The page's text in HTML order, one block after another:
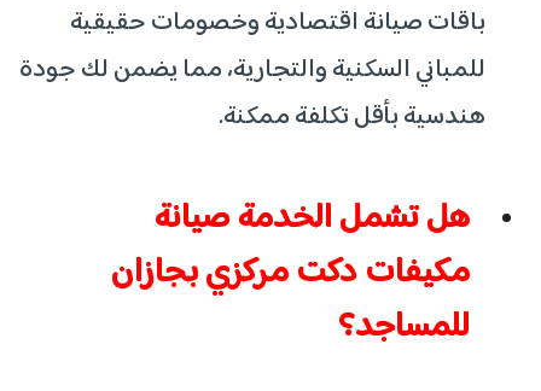
باقات صيانة اقتصادية وخصومات حقيقية
للمباني السكنية والتجارية، مما يضمن لك جودة
هندسية بأقل تكلفة ممكنة.
هل تشمل الخدمة صيانة
مكيفات دكت مركزي بجازان
للمساجد؟